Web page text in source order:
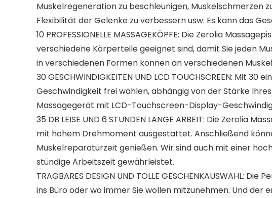
Muskelregeneration zu beschleunigen, Muskelschmerzen
Flexibilität der Gelenke zu verbessern usw. Es kann das
10 PROFESSIONELLE MASSAGEKÖPFE: Die Zerolia
verschiedene Körperteile geeignet sind, damit Sie jeden
in verschiedenen Formen können an verschiedenen
30 GESCHWINDIGKEITEN UND LCD TOUCHSCREEN: Mit
Geschwindigkeit frei wählen, abhängig von der Stärke
Massagegerät mit LCD-Touchscreen-Display-
35 DB LEISE UND 6 STUNDEN LANGE ARBEIT: Die
mit hohem Drehmoment ausgestattet. Anschließend
Muskelreparaturzeit genießen. Wir sind auch mit einer
stündige Arbeitszeit gewährleistet.
TRAGBARES DESIGN UND TOLLE GESCHENKAUSWAHL:
ins Büro oder wo immer Sie wollen mitzunehmen. Und